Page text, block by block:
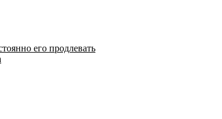
его продлевать